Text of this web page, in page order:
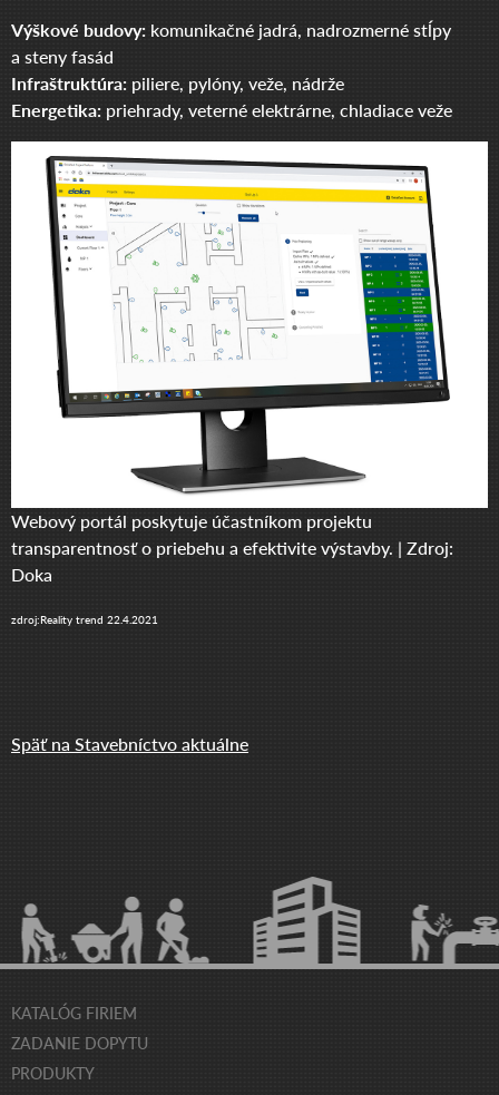
Výškové budovy: komunikačné jadrá, nadrozmerné stĺpy
a steny fasád
Infraštruktúra: piliere, pylóny, veže, nádrže
Energetika: priehrady, veterné elektrárne, chladiace veže
Webový portál poskytuje účastníkom projektu
transparentnosť o priebehu a efektivite výstavby. | Zdroj:
Doka
zdroj:Reality trend 22.4.2021
Späť na Stavebníctvo aktuálne
KATALÓG FIRIEM
ZADANIE DOPYTU
PRODUKTY